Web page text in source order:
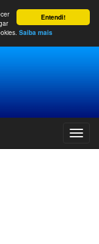
Entendi!
Saiba mais